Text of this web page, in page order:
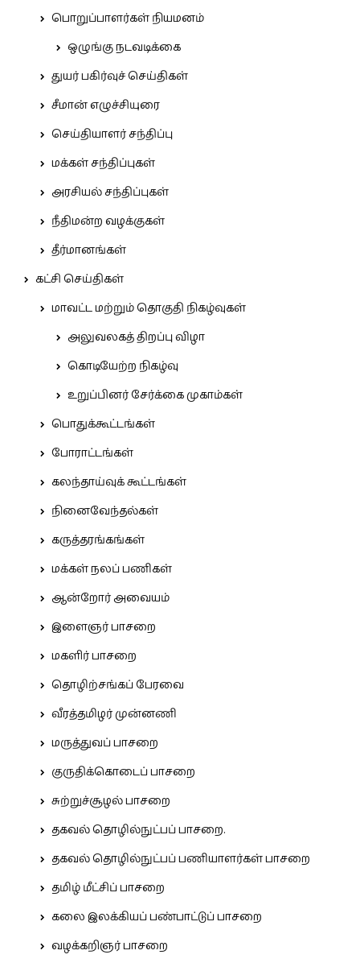
பொறுப்பாளர்கள் நியமனம்
ஒழுங்கு நடவடிக்கை
துயர் பகிர்வுச் செய்திகள்
சீமான் எழுச்சியுரை
செய்தியாளர் சந்திப்பு
மக்கள் சந்திப்புகள்
அரசியல் சந்திப்புகள்
நீதிமன்ற வழக்குகள்
தீர்மானங்கள்
கட்சி செய்திகள்
மாவட்ட மற்றும் தொகுதி நிகழ்வுகள்
அலுவலகத் திறப்பு விழா
கொடியேற்ற நிகழ்வு
உறுப்பினர் சேர்க்கை முகாம்கள்
பொதுக்கூட்டங்கள்
போராட்டங்கள்
கலந்தாய்வுக் கூட்டங்கள்
நினைவேந்தல்கள்
கருத்தரங்கங்கள்
மக்கள் நலப் பணிகள்
ஆன்றோர் அவையம்
இளைஞர் பாசறை
மகளிர் பாசறை
தொழிற்சங்கப் பேரவை
வீரத்தமிழர் முன்னணி
மருத்துவப் பாசறை
குருதிக்கொடைப் பாசறை
சுற்றுச்சூழல் பாசறை
தகவல் தொழில்நுட்பப் பாசறை.
தகவல் தொழில்நுட்பப் பணியாளர்கள் பாசறை
தமிழ் மீட்சிப் பாசறை
கலை இலக்கியப் பண்பாட்டுப் பாசறை
வழக்கறிஞர் பாசறை